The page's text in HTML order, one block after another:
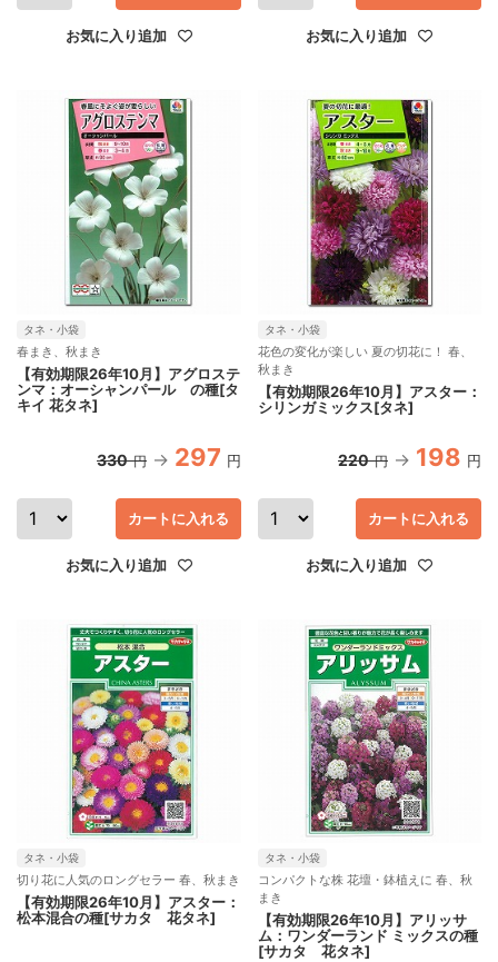
お気に入り追加 お気に入り追加
タネ・小袋
春まき、秋まき
【有効期限26年10月】アグロステ
ンマ：オーシャンパール の種[タ
キイ 花タネ]
330 円 297 円
カートに入れる
お気に入り追加
タネ・小袋
花色の変化が楽しい 夏の切花に！ 春、
秋まき
【有効期限26年10月】アスター：
シリンガミックス[タネ]
220 円 198 円
カートに入れる
お気に入り追加
タネ・小袋
切り花に人気のロングセラー 春、秋まき
【有効期限26年10月】アスター：
松本混合の種[サカタ 花タネ]
タネ・小袋
コンパクトな株 花壇・鉢植えに 春、秋
まき
【有効期限26年10月】アリッサ
ム：ワンダーランド ミックスの種
[サカタ 花タネ]